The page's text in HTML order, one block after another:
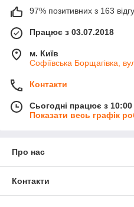
97% позитивних з 163
Працює з 03.07.2018
м. Київ
Софіївська Борщагівка,
Контакти
Сьогодні працює з
Показати весь графік
Про нас
Контакти